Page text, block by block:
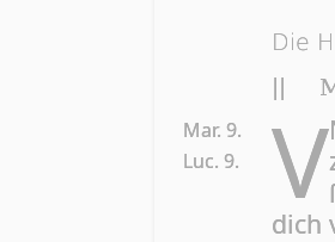
Die
Mar. 9.
Luc. 9.
V
dich